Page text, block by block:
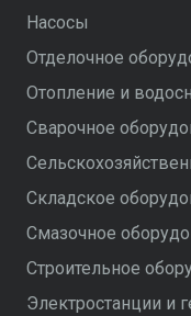
Насосы
Отделочное
Отопление и
Сварочное
Складское
Смазочное
Строительное
Электростанции и